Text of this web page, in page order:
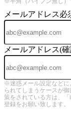
メールアドレス必
メールアドレス(
※迷惑メール設定などに
られてしまうケースが
策をされている方は、「
登録をお願い致します。